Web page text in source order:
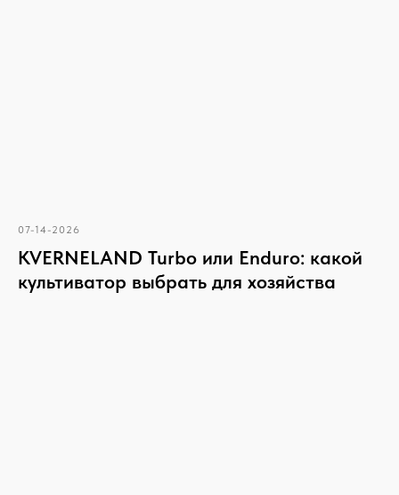
07-14-2026
KVERNELAND Turbo или Enduro: какой
культиватор выбрать для хозяйства